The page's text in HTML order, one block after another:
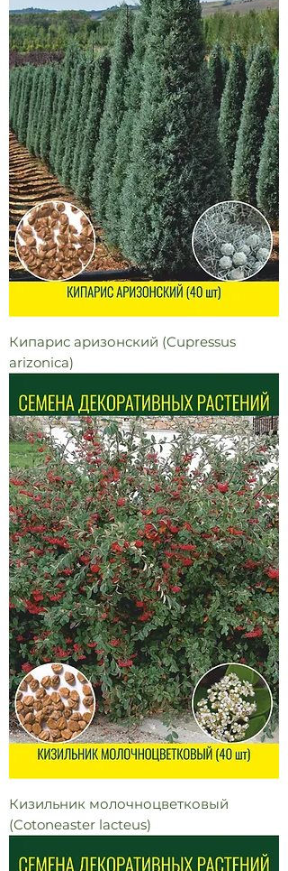
Кипарис аризонский (Cupressus
arizonica)
Кизильник молочноцветковый
(Cotoneaster lacteus)